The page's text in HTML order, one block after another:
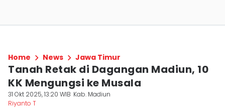
Home News Jawa Timur
Tanah Retak di Dagangan Madiun, 10
KK Mengungsi ke Musala
31 Okt 2025, 13:20 WIB Kab. Madiun
Riyanto T